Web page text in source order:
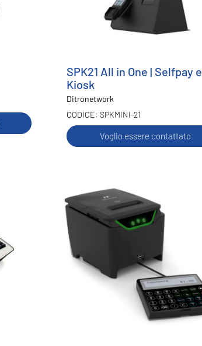
SPK21 All in One | Selfpay e
Kiosk
Ditronetwork
SPKMINI-21
Voglio essere contattato